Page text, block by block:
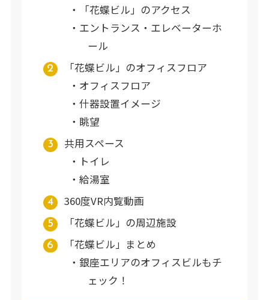
「花蝶ビル」のアクセス
エントランス・エレベーターホ
ール
「花蝶ビル」のオフィスフロア
オフィスフロア
什器設置イメージ
眺望
共用スペース
トイレ
給湯室
360度VR内覧動画
「花蝶ビル」の周辺施設
「花蝶ビル」まとめ
銀座エリアのオフィスビルもチ
ェック！